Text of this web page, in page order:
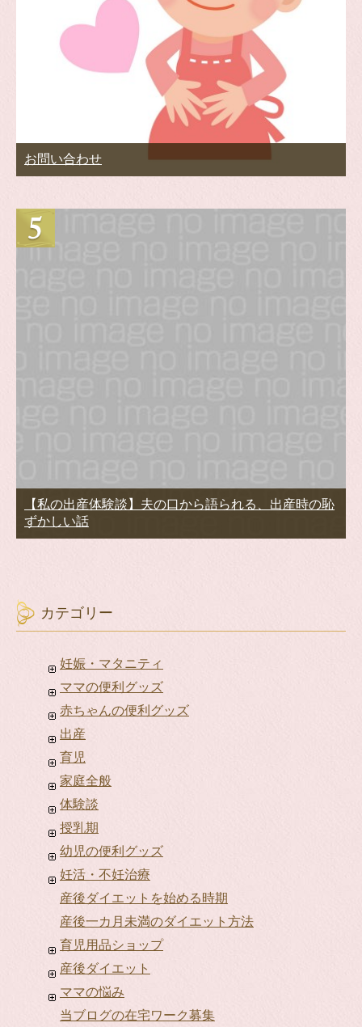
お問い合わせ
【私の出産体験談】夫の口から語られる、出産時の恥
ずかしい話
カテゴリー
妊娠・マタニティ
ママの便利グッズ
赤ちゃんの便利グッズ
出産
育児
家庭全般
体験談
授乳期
幼児の便利グッズ
妊活・不妊治療
産後ダイエットを始める時期
産後一カ月未満のダイエット方法
育児用品ショップ
産後ダイエット
ママの悩み
当ブログの在宅ワーク募集